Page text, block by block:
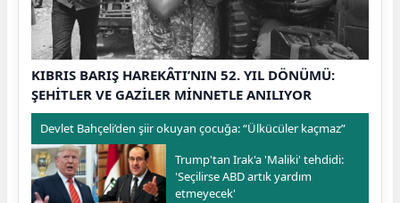
KIBRIS BARIŞ HAREKÂTI’NIN 52. YIL DÖNÜMÜ:
ŞEHİTLER VE GAZİLER MİNNETLE ANILIYOR
Devlet Bahçeli’den şiir okuyan çocuğa: “Ülkücüler kaçmaz”
Trump'tan Irak'a 'Maliki' tehdidi:
'Seçilirse ABD artık yardım
etmeyecek'